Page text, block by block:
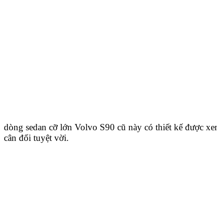
dòng sedan cỡ lớn Volvo S90 cũ này có thiết kế được
cân đối tuyệt vời.